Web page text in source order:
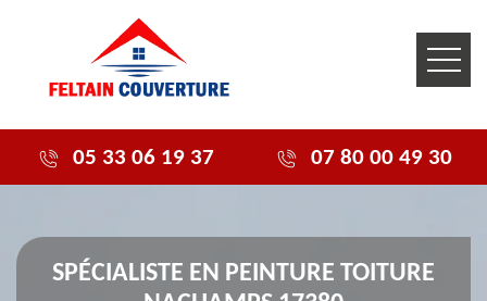
05 33 06 19 37 07 80 00 49 30
SPÉCIALISTE EN PEINTURE TOITURE